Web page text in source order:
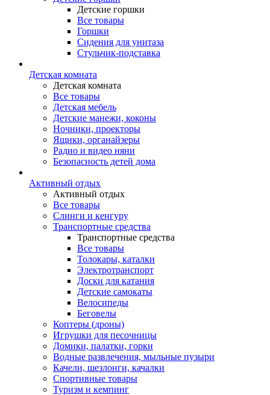
Детские горшки
Все товары
Горшки
Сидения для унитаза
Стульчик-подставка
Детская комната
Детская комната
Все товары
Детская мебель
Детские манежи, коконы
Ночники, проекторы
Ящики, органайзеры
Радио и видео няни
Безопасность детей дома
Активный отдых
Активный отдых
Все товары
Слинги и кенгуру
Транспортные средства
Транспортные средства
Все товары
Толокары, каталки
Электротранспорт
Доски для катания
Детские самокаты
Велосипеды
Беговелы
Коптеры (дроны)
Игрушки для песочницы
Домики, палатки, горки
Водные развлечения, мыльные пузыри
Качели, шезлонги, качалки
Спортивные товары
Туризм и кемпинг